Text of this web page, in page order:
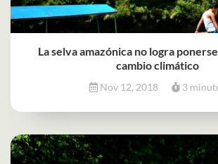
La selva amazónica no logra
cambio climático
Nov 12, 2018 3